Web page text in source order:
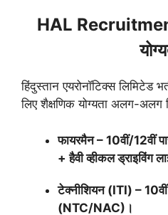
HAL
हिंदुस्तान एयरोनॉटिक्स लिमिटेड
लिए शैक्षणिक योग्यता अलग-अलग
फायरमैन – 10वीं/12वीं
+ हैवी व्हीकल ड्राइविंग
टेक्नीशियन (ITI) –
(NTC/NAC)।